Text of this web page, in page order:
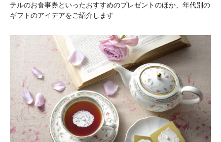
テルのお食事券といったおすすめのプレゼントのほか、年代別の
ギフトのアイデアをご紹介します